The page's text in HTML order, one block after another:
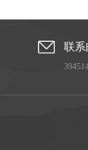
联系